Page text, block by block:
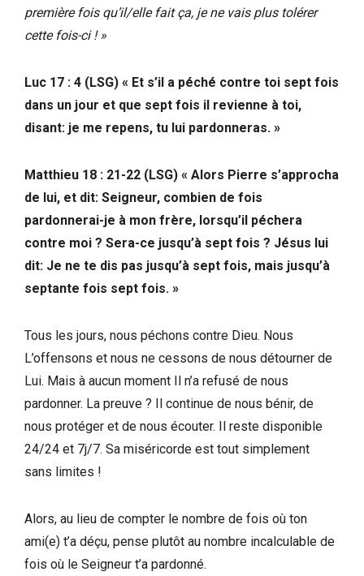
première fois qu’il/elle fait ça, je ne vais plus tolérer
cette fois-ci ! »
Luc 17 : 4 (LSG) « Et s’il a péché contre toi sept fois
dans un jour et que sept fois il revienne à toi,
disant: je me repens, tu lui pardonneras. »
Matthieu 18 : 21-22 (LSG) « Alors Pierre s’approcha
de lui, et dit: Seigneur, combien de fois
pardonnerai-je à mon frère, lorsqu’il péchera
contre moi ? Sera-ce jusqu’à sept fois ? Jésus lui
dit: Je ne te dis pas jusqu’à sept fois, mais jusqu’à
septante fois sept fois. »
Tous les jours, nous péchons contre Dieu. Nous
L’offensons et nous ne cessons de nous détourner de
Lui. Mais à aucun moment Il n’a refusé de nous
pardonner. La preuve ? Il continue de nous bénir, de
nous protéger et de nous écouter. Il reste disponible
24/24 et 7j/7. Sa miséricorde est tout simplement
sans limites !
Alors, au lieu de compter le nombre de fois où ton
ami(e) t’a déçu, pense plutôt au nombre incalculable de
fois où le Seigneur t’a pardonné.